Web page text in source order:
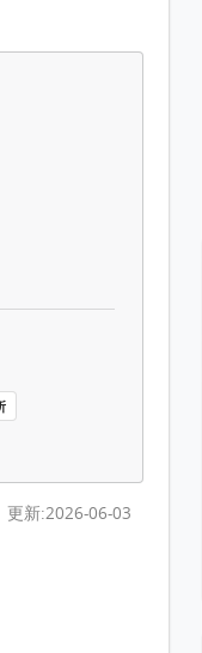
更新:2026-06-03